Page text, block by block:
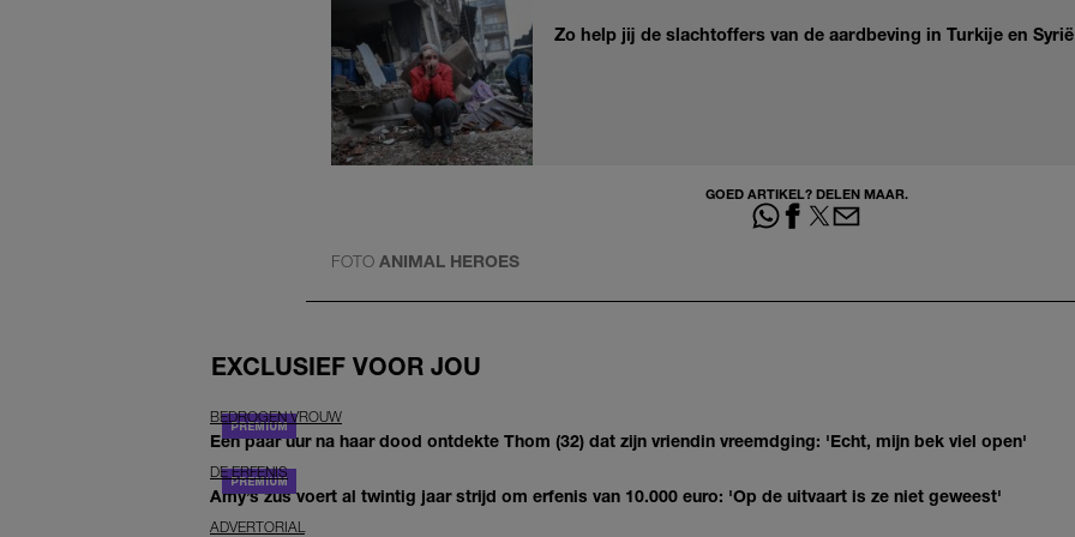
Zo help jij de slachtoffers van de aardbeving in Turkije en Syrië
GOED ARTIKEL? DELEN MAAR.
FOTO ANIMAL HEROES
EXCLUSIEF VOOR JOU
BEDROGEN VROUW
Een paar uur na haar dood ontdekte Thom (32) dat zijn vriendin vreemdging: 'Echt, mijn bek viel open'
DE ERFENIS
Amy’s zus voert al twintig jaar strijd om erfenis van 10.000 euro: 'Op de uitvaart is ze niet geweest'
ADVERTORIAL